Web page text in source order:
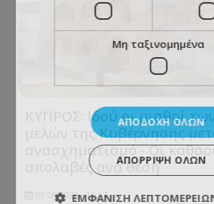
ΚΥΠΡΟΣ: Ιδού οι μισθοί
μελών της Κυβέρνησης
ανασχηματισμό - Οι
απολαβές ανά θέση
05.08.2026 - 16:17
Μη ταξινομημένα
ΑΠΟΔΟΧΉ ΌΛΩΝ
ΑΠΌΡΡΙΨΗ ΌΛΩΝ
ΕΜΦΆΝΙΣΗ